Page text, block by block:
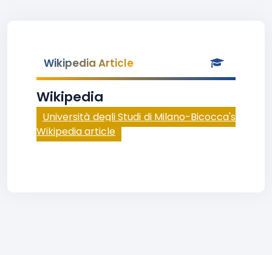
Wikipedia Article
Wikipedia
Università degli Studi di Milano-Bicocca's
Wikipedia article